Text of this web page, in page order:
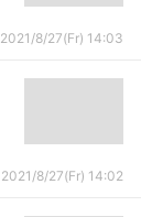
2021/8/27(Fr) 14:03
2021/8/27(Fr) 14:02